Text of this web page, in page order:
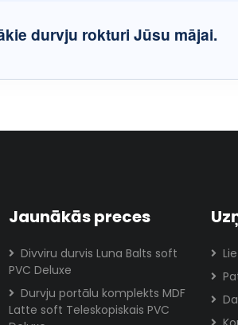
durvju rokturi Jūsu mājai.
Jaunākās preces
Divviru durvis Luna Balts soft
PVC Deluxe
Durvju portālu komplekts MDF
Latte soft Teleskopiskais PVC